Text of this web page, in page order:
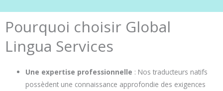
Pourquoi choisir Global
Lingua Services
Une expertise professionnelle : Nos traducteurs natifs
possèdent une connaissance approfondie des exigences